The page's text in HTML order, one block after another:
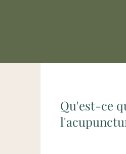
Qu'est-ce